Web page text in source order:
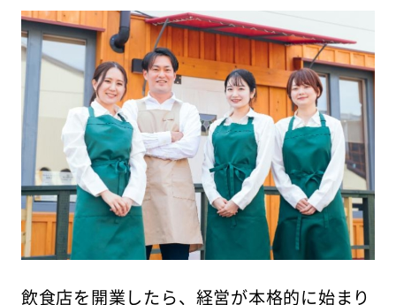
飲食店を開業したら、経営が本格的に始まり